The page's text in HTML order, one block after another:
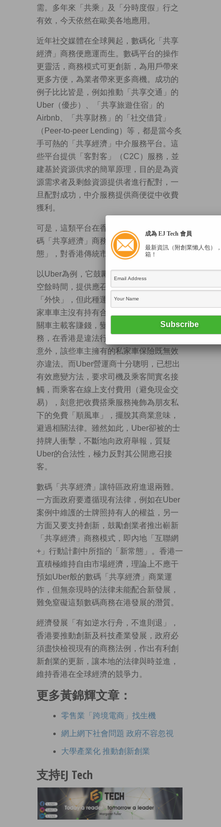
需。多年來「共乘」及「分時度假」行之
有效，今天依然在歐美各地應用。
近年社交媒體在全球興起，數碼化「共享
經濟」商務便應運而生。數碼平台的操作
更靈活，商務模式可更創新，為用戶帶來
更多方便，為業者帶來更多商機。成功的
例子比比皆是，例如推動「共享交通」的
Uber（優步）、「共享旅遊住宿」的
Airbnb、「共享財務」的「社交借貸」
（Peer-to-peer Lending）等，都是當今炙
手可熱的「共享經濟」中介服務平台。這
些平台提供「客對客」（C2C）服務，並
建基於資源供求的簡單原理，目的是為資
源需求者及剩餘資源提供者進行配對，一
旦配對成功，中介服務提供商便從中收費
獲利。
可是，這類平台在香港發展不太順利。數
碼「共享經濟」商務模式所引發的「新常
態」，對香港傳統市場規律帶來新衝擊。
以Uber為例，它鼓勵私家車車主利用自己
空餘時間，提供應召汽車接客服務，賺取
「外快」，但此種運作模式下，參與的私
家車車主沒有持有合法的士牌照，因此相
關車主載客賺錢，變相是提供「白牌」服
務，在香港是違法行為。若載客途中發生
意外，該些車主擁有的私家車保險既無效
亦違法。而Uber營運商十分聰明，已想出
有效應變方法，要求司機及乘客間實名接
觸，而乘客在線上支付費用（避免現金交
易），刻意把收費搭乘服務掩飾為朋友私
下的免費「順風車」，擺脫其商業意味，
避過相關法律。雖然如此，Uber卻被的士
持牌人衝擊，不斷地向政府舉報，質疑
Uber的合法性，極力反對其公開應召接
客。
數碼「共享經濟」讓特區政府進退兩難。
一方面政府要遵循現有法律，例如在Uber
案例中維護的士牌照持有人的權益，另一
方面又要支持創新，鼓勵創業者推出嶄新
「共享經濟」商務模式，即內地「互聯網
+」行動計劃中所指的「新常態」。香港一
直積極維持自由市場經濟，理論上不應干
預如Uber般的數碼「共享經濟」商業運
作，但無奈現時的法律未能配合新發展，
難免窒礙這類數碼商務在港發展的潛質。
經濟發展「有如逆水行舟，不進則退」，
香港要推動創新及科技產業發展，政府必
須盡快檢視現有的商務法例，作出有利創
新創業的更新，讓本地的法律與時並進，
維持香港在全球經濟的競爭力。
更多黃錦輝文章：
零售業「跨境電商」找生機
網上網下社會問題 政府不容忽視
大學產業化 推動創新創業
支持EJ Tech
成為 EJ Tech 會員
最新資訊（附創業懶人包）
箱！